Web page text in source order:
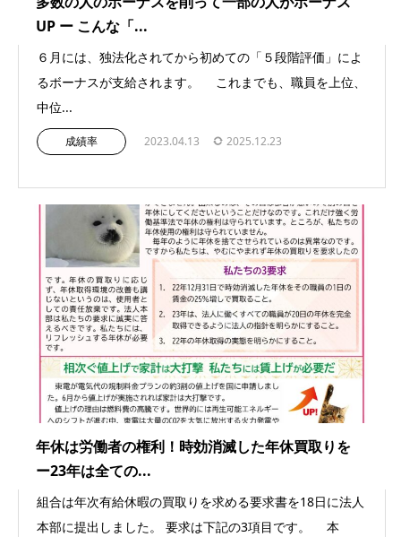
UP ー こんな「...
６月には、独法化されてから初めての「５段階評価」によ
るボーナスが支給されます。 これまでも、職員を上位、
中位...
成績率 2023.04.13 2025.12.23
年休は労働者の権利！時効消滅した年休買取りを
ー23年は全ての...
組合は年次有給休暇の買取りを求める要求書を18日に法人
本部に提出しました。 要求は下記の3項目です。 本